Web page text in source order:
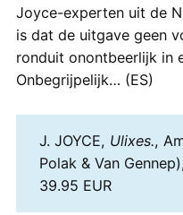
Joyce-experten uit de
is dat de uitgave geen
ronduit onontbeerlijk in
Onbegrijpelijk… (ES)
J. JOYCE, Ulixes.,
Polak & Van
39.95 EUR